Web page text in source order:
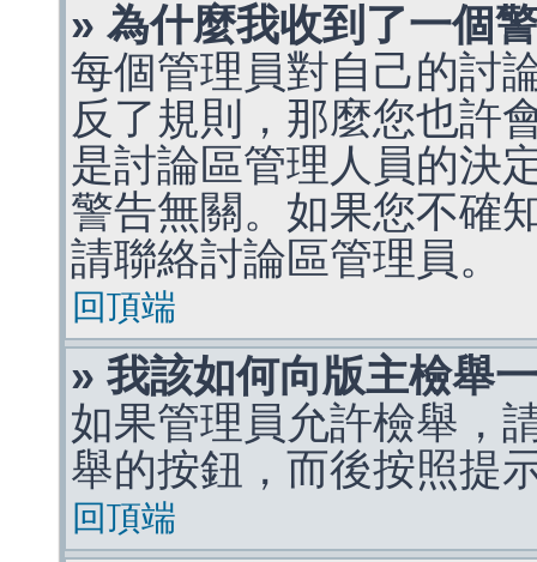
» 為什麼我收到了一個
每個管理員對自己的討
反了規則，那麼您也許
是討論區管理人員的決
警告無關。如果您不確
請聯絡討論區管理員。
回頂端
» 我該如何向版主檢舉
如果管理員允許檢舉，
舉的按鈕，而後按照提
回頂端